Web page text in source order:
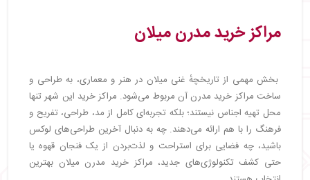
مراکز خرید مدرن میلان
بخش مهمی از تاریخچهٔ غنی میلان در هنر و معماری، به طراحی و
ساخت مراکز خرید مدرن آن مربوط می‌شود. مراکز خرید این شهر تنها
محل تهیه اجناس نیستند؛ بلکه تجربه‌ای کامل از مد، طراحی، تفریح و
فرهنگ را با هم ارائه می‌دهند. چه به دنبال آخرین طراحی‌های لوکس
باشید، چه فضایی برای استراحت و لذت‌بردن از یک فنجان قهوه یا
حتی کشف تکنولوژی‌های جدید، مراکز خرید مدرن میلان بهترین